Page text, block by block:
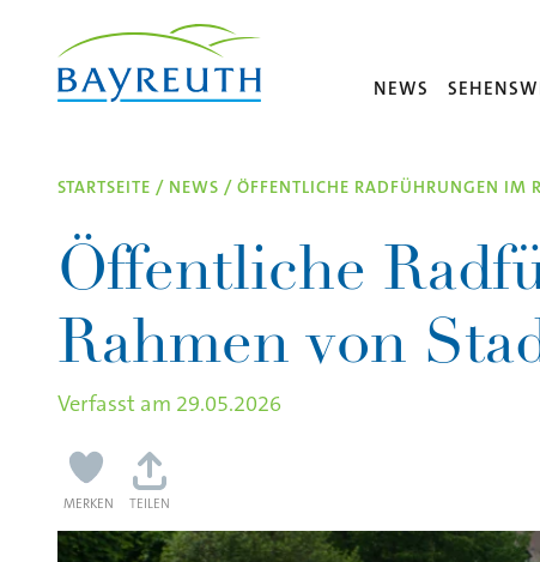
NEWS
STARTSEITE / NEWS / ÖFFENTLICHE RADFÜHRUNGEN IM
Öffentliche
Rahmen von
Verfasst am 29.05.2026
MERKEN TEILEN